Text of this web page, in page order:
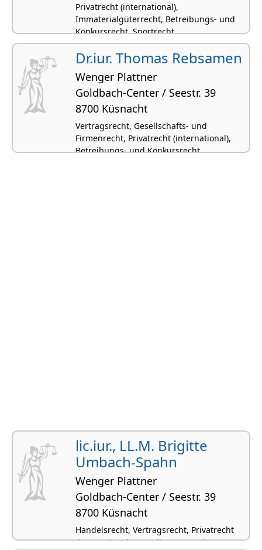
Privatrecht (international),
Immaterialgüterrecht, Betreibungs- und
Konkursrecht, Sportrecht,
Schiedsgerichtsbarkeit
Dr.iur. Thomas Rebsamen
Wenger Plattner
Goldbach-Center / Seestr. 39
8700 Küsnacht
Vertragsrecht, Gesellschafts- und
Firmenrecht, Privatrecht (international),
Betreibungs- und Konkursrecht,
lic.iur., LL.M. Brigitte
Umbach-Spahn
Wenger Plattner
Goldbach-Center / Seestr. 39
8700 Küsnacht
Handelsrecht, Vertragsrecht, Privatrecht
(international), Betreibungs- und